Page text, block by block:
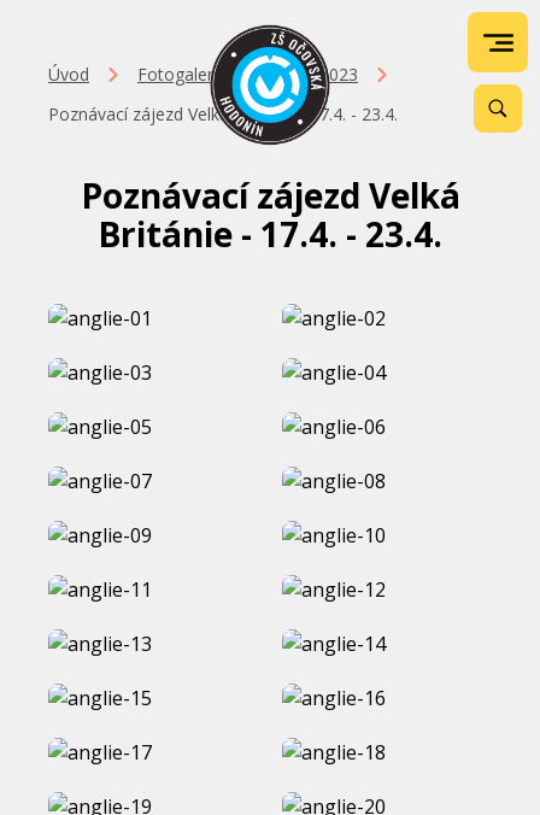
Úvod Fotogalerie
2022-2023
Poznávací zájezd Velká Británie - 17.4. - 23.4.
Poznávací zájezd Velká
Británie - 17.4. - 23.4.